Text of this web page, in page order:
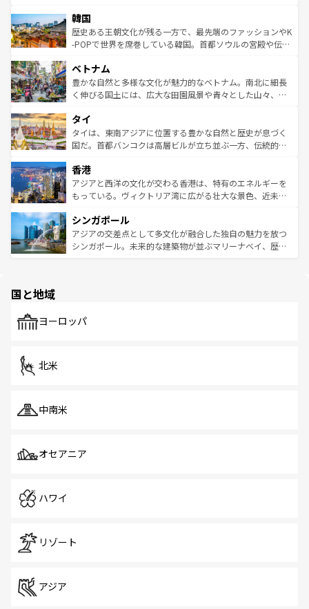
ワイを、存分に味わってほしい。 なお、新着のハワイ情報
はコンテンツ一覧を参照してほしい。
いる。アクティビティも充実しており、サーフィンやダイ
ビング、ハイキングなど、アウトドア好きにはたまらな
い。オーストラリアの多彩な魅力を存分に味わいつくそ
参照してほしい。
ン）、静ひつな山岳地帯である台湾東部など、都市の喧騒
と山間の静けさが共存しており、訪れる人に新しい発見と
驚きをもたらしてくれる。また、奥深い台湾の食文化も魅
容にもいいと評判のスイーツなど、バラエティ豊かな料理
が味わえる。 なお、新着の台湾情報は コンテンツ一覧を参
照してほしい。
韓国
歴史ある王朝文化が残る一方で、最先端のファッションやK
-POPで世界を席巻している韓国。首都ソウルの宮殿や伝統
き、地方に足を延ばせば四季折々の自然美を楽しむことが
できる。そして、キムチや焼肉、絶品のストリートフード
まで、さまざまな韓国料理が待っている。夜には、韓国な
リティに包まれながら、韓国の多彩な魅力を心ゆくまで味
わってみてほしい。 なお、新着の韓国情報はコンテンツ一
覧を参照してほしい。
ベトナム
豊かな自然と多様な文化が魅力的なベトナム。南北に細長
く伸びる国土には、広大な田園風景や青々とした山々、世
急速な発展と共に伝統が息づく。ハノイの古い町並みやホ
ーチミン市のフランス統治時代の建物も、独特の雰囲気を
醸し出している。また、バラエティの豊かさとおいしさで
とつ。フォーやバインミー、ベトナムコーヒーなどは、ぜ
ひ現地で味わいたい。どの地域を訪れてもあたたかい人々
が旅行者を迎えてくれるので、きっと忘れられない旅にな
参照してほしい。
タイ
タイは、東南アジアに位置する豊かな自然と歴史が息づく
国だ。首都バンコクは高層ビルが立ち並ぶ一方、伝統的な
の活気が交差している。北部ではチェンマイなどの山岳地
帯で自然と触れ合い、南部ではプーケットやクラビの美し
いビーチでリゾート気分を楽しむことができる。タイ料理
激する。気候は一年中温暖で、どの季節にも異なる楽しみ
が待っている。親しみやすいタイの人々、仏教を中心とし
た文化、そして多様な観光資源が、訪れる旅人を魅了し続
香港
アジアと西洋の文化が交わる香港は、特有のエネルギーを
もっている。ヴィクトリア湾に広がる壮大な景色、近未来
み、どこを訪れても感動するはず。観光スポットが密集し
ており、効率よく見どころを回れるのも魅力。息をのむよ
うな絶景から文化的な体験まで、香港を存分に楽しみ尽く
シンガポール
アジアの交差点として多文化が融合した独自の魅力を放つ
シンガポール。未来的な建築物が並ぶマリーナベイ、歴史
で、ホーカーズは地元の風情を楽しめる外せないスポット
国と地域
ヨーロッパ
北米
中南米
オセアニア
ハワイ
リゾート
アジア